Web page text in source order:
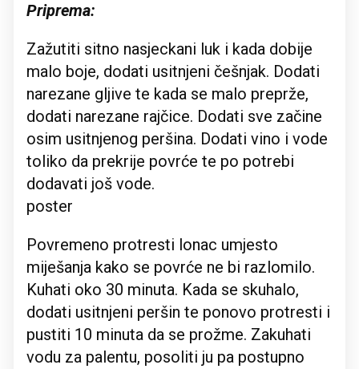
Priprema:
Zažutiti sitno nasjeckani luk i kada dobije
malo boje, dodati usitnjeni češnjak. Dodati
narezane gljive te kada se malo preprže,
dodati narezane rajčice. Dodati sve začine
osim usitnjenog peršina. Dodati vino i vode
toliko da prekrije povrće te po potrebi
dodavati još vode.
poster
Povremeno protresti lonac umjesto
miješanja kako se povrće ne bi razlomilo.
Kuhati oko 30 minuta. Kada se skuhalo,
dodati usitnjeni peršin te ponovo protresti i
pustiti 10 minuta da se prožme. Zakuhati
vodu za palentu, posoliti ju pa postupno